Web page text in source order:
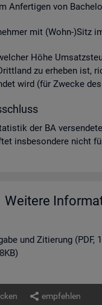
An­fer­ti­gen von
mit (Wohn-)Sitz
Höhe
zu er­he­ben ist,
wird (für Zwe­cke
der BA
ins­be­son­de­re nicht
Weitere
und Zitierung (PDF,
empfehlen